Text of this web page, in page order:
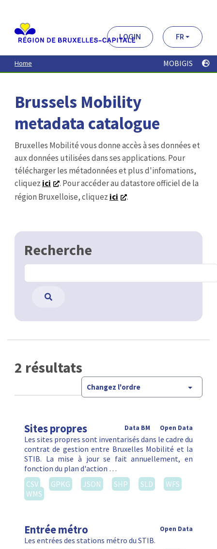
contenu
principal
LOGIN FR
Home MOBIGIS
Brussels Mobility
metadata catalogue
Bruxelles Mobilité vous donne accès à ses données et
aux données utilisées dans ses applications. Pour
télécharger les métadonnées et plus d'infomations,
cliquez ici
. Pour accéder au datastore officiel de la
région Bruxelloise, cliquez ici .
Recherche
2 résultats
Changez l'ordre
Sites propres Open Data
Data BM
Les sites propres sont inventarisés dans le cadre du
contrat de gestion entre Bruxelles Mobilité et la
STIB. La mise à jour se fait annuellement, en
fonction du plan d'action …
CSV
GPKG JSON SHP SLD
WFS
WMS
Entrée métro Open Data
Les entrées des stations métro du STIB.